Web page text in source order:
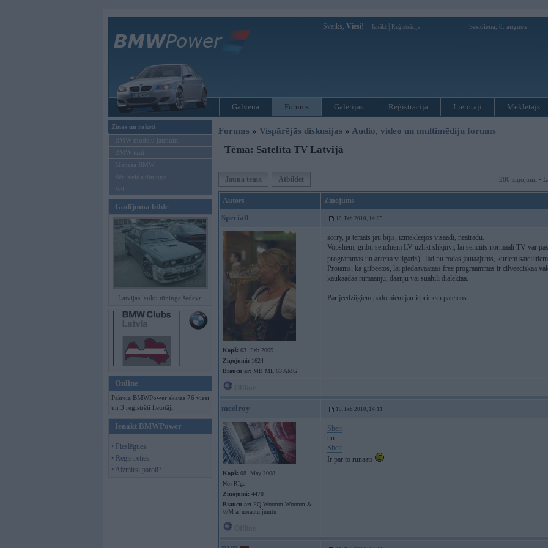
Sveiks, Viesi! Ienākt Reģistrācija Sestdiena, 8. augusts
Galvenā Forums Galerijas Reģistrācija Lietotāji Meklētājs
Ziņas un raksti
BMW modeļu jaunumi
BMW testi
Mēneša BMW
Sērijveida tūnings
Vel...
Gadījuma bilde
Latvijas lauku tūninga šedevri
Online
Pašreiz BMWPower skatās 76 viesi
un 3 reģistrēti lietotāji.
Ienākt BMWPower
• Pieslēgties
• Reģistrēties
• Aizmirsi paroli?
Forums » Vispārējās diskusijas » Audio, video un multimēdiju forums
Tēma: Satelīta TV Latvijā
Jauna tēma Atbildēt 280 ziņojumi •
Autors Ziņojums
Speciall 10. Feb 2010, 14:05
Kopš: 03. Feb 2005
Ziņojumi: 1624
Braucu ar: MB ML 63 AMG
sorry, ja temats jau bijis, izmekleejos visaadi, neatradu.
Vopshem, gribu senchiem LV uzlikt shkjiivi, lai senciits normaali TV var
programmas un antena vulgaris). Tad nu rodas jautaajums, kuriem
Protams, ka gribeetos, lai piedaavaataas free prograammas ir cilveeciskaa
kaukaadaa rumaanju, daanju vai suahili dialektaa.
Par jeedziigiem padomiem jau ieprieksh pateicos.
mcelroy 10. Feb 2010, 14:11
Kopš: 08. May 2008
No: Rīga
Ziņojumi: 4478
Braucu ar: FQ Wrumm Wrumm &
///M ar norautu jumtu
Sheit
un
Sheit
Ir par to runaats